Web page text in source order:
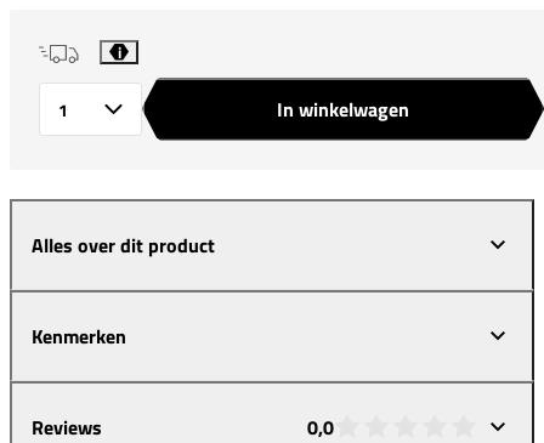
i
In winkelwagen
Alles over dit product
Kenmerken
Reviews 0,0